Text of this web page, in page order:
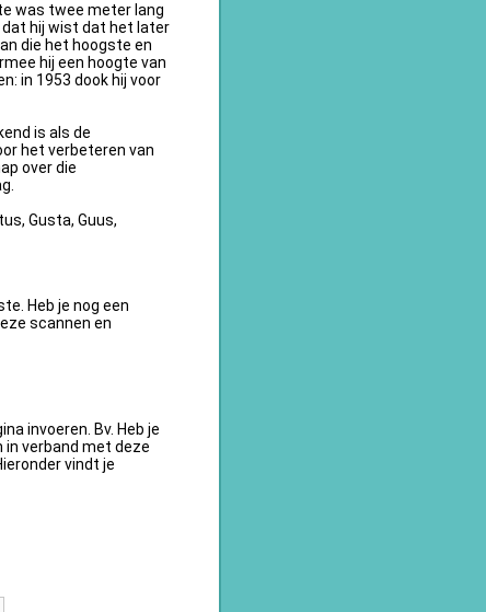
was twee meter lang
dat hij wist dat het later
die het hoogste en
hij een hoogte van
in 1953 dook hij voor
is als de
het verbeteren van
over die
Gusta, Guus,
Heb je nog een
scannen en
invoeren. Bv. Heb je
verband met deze
vindt je